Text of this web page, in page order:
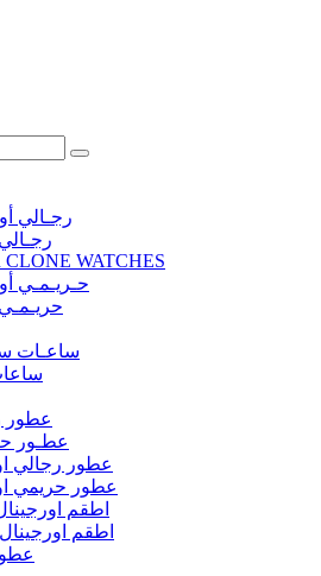
رجـالي
CLONE WATCHES
حـريـمـي
ساعـات
عطور
عطـور
عطور رجالي
عطور حريمي
اطقم
اطقم